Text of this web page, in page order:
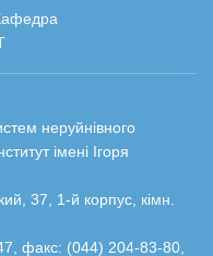
неруйнівного
імені Ігоря
37, 1-й корпус, кімн.
факс: (044) 204-83-80,